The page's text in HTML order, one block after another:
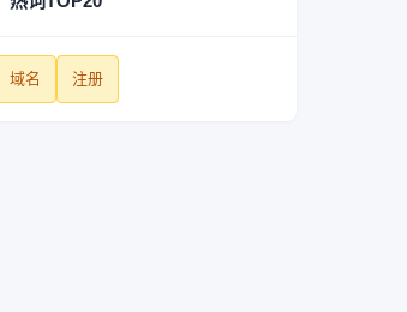
域名 注册